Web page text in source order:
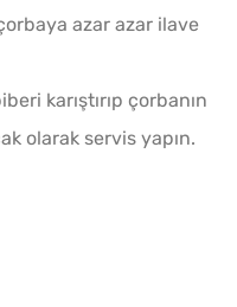
azar azar ilave
karıştırıp çorbanın
olarak servis yapın.